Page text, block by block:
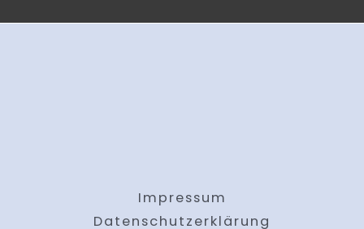
Impressum
Datenschutzerklärung